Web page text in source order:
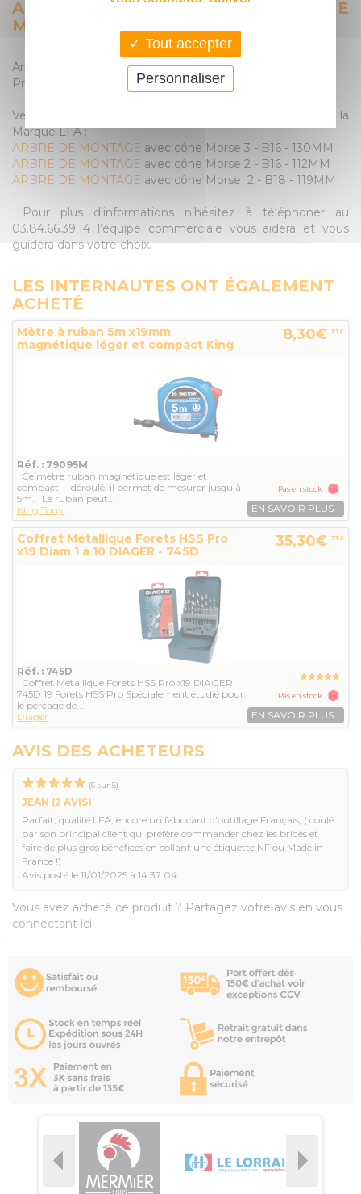
ARBRE DE MONTAGE LFA AVEC CÔNE
MORSE 2 (CM2 / J2)
Arbre de montage avec cône Morse 2 - J2 - 107mm
Produit fabriqué en France de la marque LFA.
Venez retrouvez les autres arbres de montages de la
Marque LFA :
ARBRE DE MONTAGE avec cône Morse 3 - B16 - 130MM
ARBRE DE MONTAGE avec cône Morse 2 - B16 - 112MM
ARBRE DE MONTAGE avec cône Morse 2 - B18 - 119MM
Pour plus d’informations n’hésitez à téléphoner au
03.84.66.39.14 l’équipe commerciale vous aidera et vous
guidera dans votre choix.
LES INTERNAUTES ONT ÉGALEMENT
ACHETÉ
Mètre à ruban 5m x19mm
magnétique léger et compact King
8,30€ TTC
Réf. : 79095M
Ce mètre ruban magnétique est léger et
compact. déroulé, il permet de mesurer jusqu'à
5m. Le ruban peut...
King Tony
Pas en stock
EN SAVOIR PLUS
Coffret Métallique Forets HSS Pro
x19 Diam 1 à 10 DIAGER - 745D
35,30€ TTC
Réf. : 745D
Coffret Métallique Forets HSS Pro x19 DIAGER
745D 19 Forets HSS Pro Spécialement étudié pour
le perçage de...
Diager
Pas en stock
EN SAVOIR PLUS
AVIS DES ACHETEURS
(5 sur 5)
JEAN (2 AVIS)
Parfait, qualité LFA, encore un fabricant d'outillage Français, ( coulé
par son principal client qui préfère commander chez les bridés et
faire de plus gros bénéfices en collant une étiquette NF ou Made in
France !)
Avis posté le 11/01/2025 à 14:37:04
Vous avez acheté ce produit ? Partagez votre avis en vous
connectant ici
Tout accepter
Personnaliser